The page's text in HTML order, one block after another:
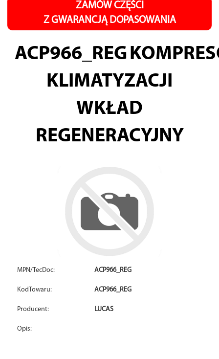
ZAMÓW CZĘŚCI
Z GWARANCJĄ DOPASOWANIA
ACP966_REG
KLIMATYZACJI
WKŁAD
REGENERACYJNY
MPN/TecDoc: ACP966_REG
KodTowaru: ACP966_REG
Producent: LUCAS
Opis: